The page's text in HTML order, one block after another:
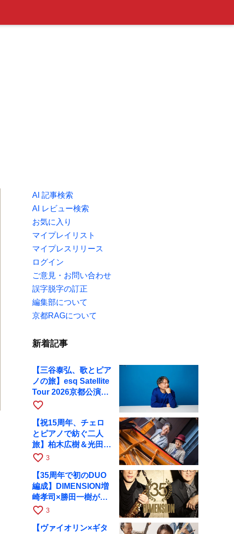
AI 記事検索
AI レビュー検索
お気に入り
マイプレイリスト
マイプレスリリース
ログイン
ご意見・お問い合わせ
誤字脱字の訂正
編集部について
京都RAGについて
新着記事
【三谷泰弘、歌とピア
ノの旅】esq Satellite
Tour 2026京都公演を
10月に開催
favorite_border
【祝15周年、チェロ
とピアノで紡ぐ二人
旅】柏木広樹＆光田健
一が11月12日に京都
favorite_border 3
【35周年で初のDUO
編成】DIMENSION増
崎孝司×勝田一樹が10
月11日に京都RAGへ
favorite_border 3
【ヴァイオリン×ギタ